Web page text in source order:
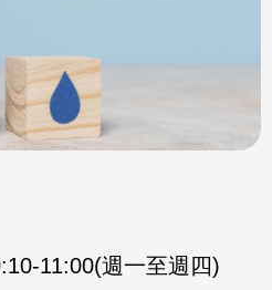
11:00(週一至週四)